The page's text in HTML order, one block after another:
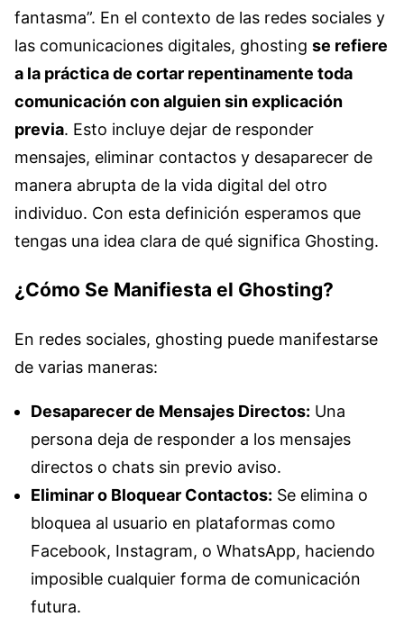
fantasma”. En el contexto de las redes sociales y
las comunicaciones digitales, ghosting se refiere
a la práctica de cortar repentinamente toda
comunicación con alguien sin explicación
previa. Esto incluye dejar de responder
mensajes, eliminar contactos y desaparecer de
manera abrupta de la vida digital del otro
individuo. Con esta definición esperamos que
tengas una idea clara de qué significa Ghosting.
¿Cómo Se Manifiesta el Ghosting?
En redes sociales, ghosting puede manifestarse
de varias maneras:
Desaparecer de Mensajes Directos: Una
persona deja de responder a los mensajes
directos o chats sin previo aviso.
Eliminar o Bloquear Contactos: Se elimina o
bloquea al usuario en plataformas como
Facebook, Instagram, o WhatsApp, haciendo
imposible cualquier forma de comunicación
futura.